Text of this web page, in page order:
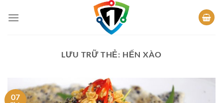
qua
LƯU TRỮ THẺ: HẾN XÀO
07